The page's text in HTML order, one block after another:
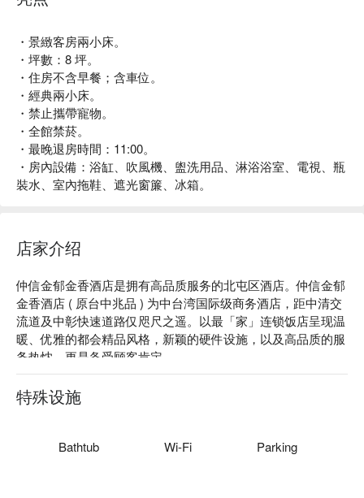
・景緻客房兩小床。
・坪數：8 坪。
・住房不含早餐；含車位。
・經典兩小床。
・禁止攜帶寵物。
・全館禁菸。
・最晚退房時間：11:00。
・房內設備：浴缸、吹風機、盥洗用品、淋浴浴室、電視、瓶
裝水、室內拖鞋、遮光窗簾、冰箱。
店家介绍
仲信金郁金香酒店是拥有高品质服务的北屯区酒店。仲信金郁
金香酒店 ( 原台中兆品 ) 为中台湾国际级商务酒店，距中清交
流道及中彰快速道路仅咫尺之遥。以最「家」连锁饭店呈现温
暖、优雅的都会精品风格，新颖的硬件设施，以及高品质的服
务热忱，更是备受顾客肯定。
仲信金郁金香酒店评价：Google 4.1 星、FunNow 4.6 星好评
推荐
仲信金郁金香酒店推荐：仲信金郁金香酒店 ( 原台中兆品 ) 拥
整体建筑、空间摆设采用色调温暖的自然素材，让您住宿、用
特殊设施
Bathtub Wi-Fi Parking